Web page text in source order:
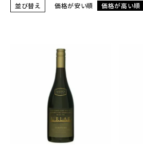
並び替え 価格が安い順 価格が高い順